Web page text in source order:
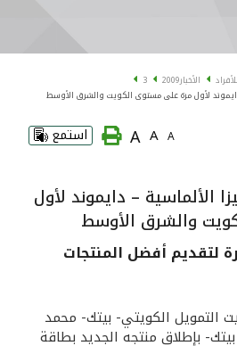
الأخبار2009
3
لأول مرة على مستوى الكويت والشرق الأوسط
A
A
A استمع
الألماسية – دايموند لأول
والشرق الأوسط
لتقديم أفضل المنتجات
التمويل الكويتي- بيتك- محمد
بإطلاق منتجه الجديد بطاقة